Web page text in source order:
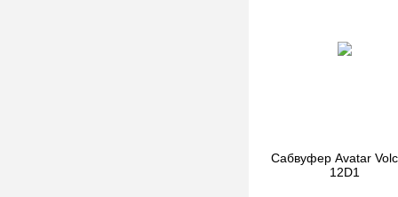
Сабвуфер Avatar
12D1